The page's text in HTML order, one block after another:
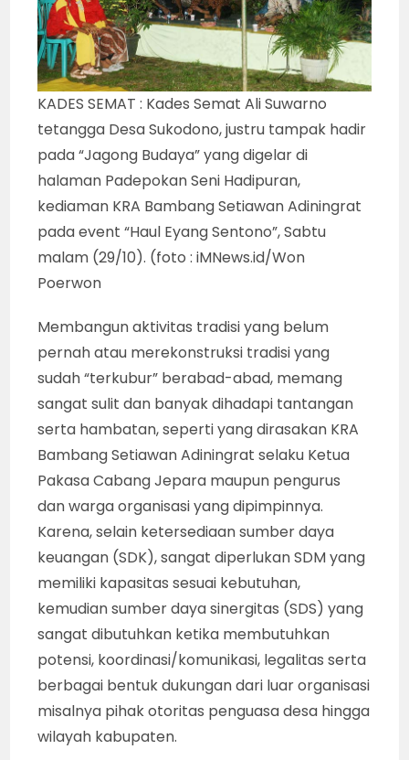
KADES SEMAT : Kades Semat Ali Suwarno
tetangga Desa Sukodono, justru tampak hadir
pada “Jagong Budaya” yang digelar di
halaman Padepokan Seni Hadipuran,
kediaman KRA Bambang Setiawan Adiningrat
pada event “Haul Eyang Sentono”, Sabtu
malam (29/10). (foto : iMNews.id/Won
Poerwon
Membangun aktivitas tradisi yang belum
pernah atau merekonstruksi tradisi yang
sudah “terkubur” berabad-abad, memang
sangat sulit dan banyak dihadapi tantangan
serta hambatan, seperti yang dirasakan KRA
Bambang Setiawan Adiningrat selaku Ketua
Pakasa Cabang Jepara maupun pengurus
dan warga organisasi yang dipimpinnya.
Karena, selain ketersediaan sumber daya
keuangan (SDK), sangat diperlukan SDM yang
memiliki kapasitas sesuai kebutuhan,
kemudian sumber daya sinergitas (SDS) yang
sangat dibutuhkan ketika membutuhkan
potensi, koordinasi/komunikasi, legalitas serta
berbagai bentuk dukungan dari luar organisasi
misalnya pihak otoritas penguasa desa hingga
wilayah kabupaten.